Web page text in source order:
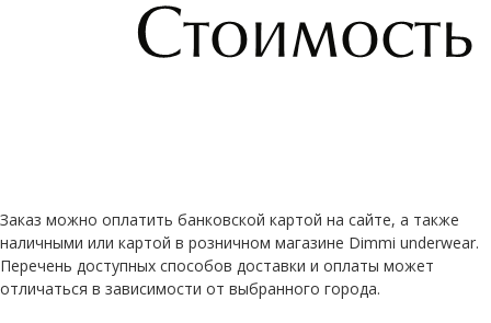
Заказ можно оплатить банковской картой на сайте, а также
наличными или картой в розничном магазине Dimmi underwear.
Перечень доступных способов доставки и оплаты может
отличаться в зависимости от выбранного города.